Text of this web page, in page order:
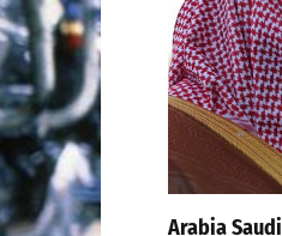
Arabia